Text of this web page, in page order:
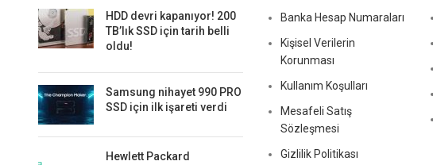
HDD devri kapanıyor! 200
TB’lık SSD için tarih belli
oldu!
Samsung nihayet 990 PRO
SSD için ilk işareti verdi
Hewlett Packard
Banka Hesap Numaraları
Kişisel Verilerin
Korunması
Kullanım Koşulları
Mesafeli Satış
Sözleşmesi
Gizlilik Politikası